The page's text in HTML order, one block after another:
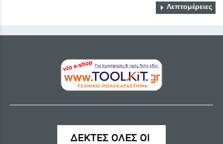
Λεπτομέρειες